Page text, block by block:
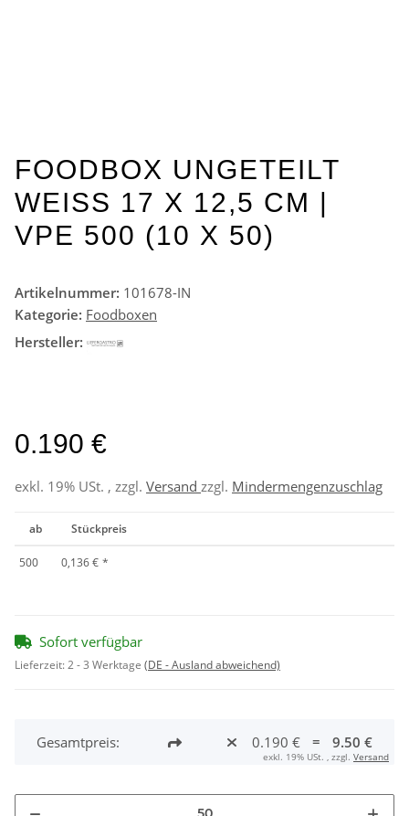
FOODBOX UNGETEILT
WEISS 17 X 12,5 CM | V
PE 500 (10 X 50)
Artikelnummer: 101678-IN
Kategorie: Foodboxen
Hersteller:
0.190 €
exkl. 19% USt. , zzgl. Versand zzgl. Mindermengenzuschlag
ab Stückpreis
500 0,136 € *
Sofort verfügbar
Lieferzeit:2 - 3 Werktage (DE - Ausland abweichend)
Gesamtpreis: 0.190 € = 9.50 €
exkl. 19% USt. , zzgl. Versand